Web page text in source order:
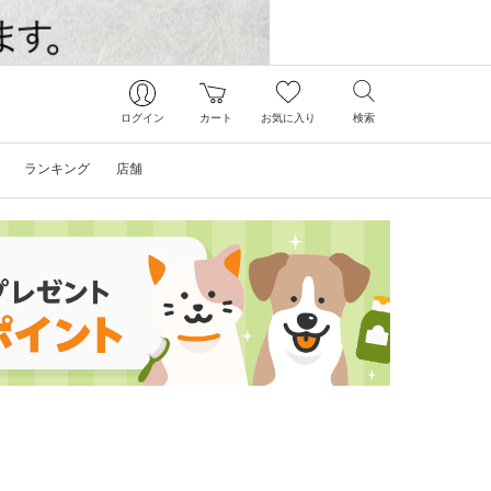
ログイン カート お気に入り 検索
ランキング 店舗